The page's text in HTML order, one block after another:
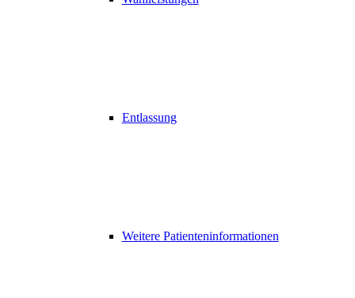
Entlassung
Weitere Patienteninformationen